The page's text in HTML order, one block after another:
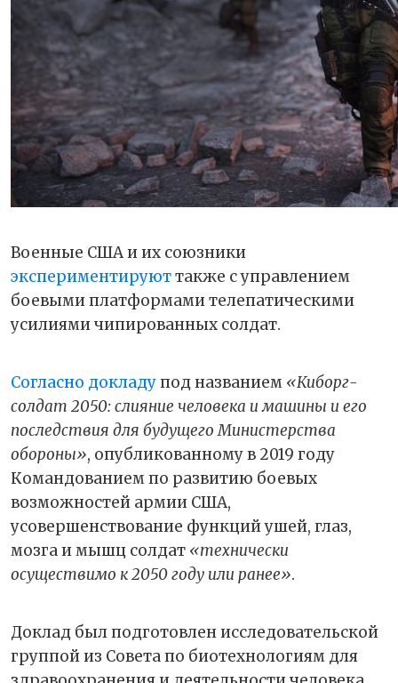
Военные США и их союзники
экспериментируюттакже с управлением
боевыми платформами телепатическими
усилиями чипированных солдат.
Согласно докладупод названием «Киборг-
солдат 2050: слияние человека и машины и его
последствия для будущего Министерства
обороны», опубликованному в 2019 году
Командованием по развитию боевых
возможностей армии США,
усовершенствование функций ушей, глаз,
мозга и мышц солдат «технически
осуществимо к 2050 году или ранее».
Доклад был подготовлен исследовательской
группой из Совета по биотехнологиям для